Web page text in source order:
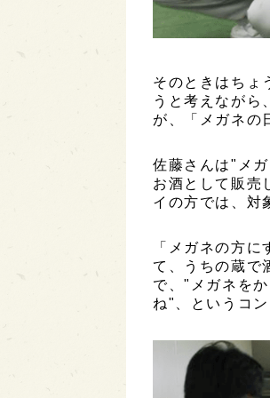
そのときはちょ
うと考えながら
が、「メガネの
佐藤さんは"メ
お酒として販売
イの方では、対
「メガネの方
て、うちの蔵で
で、"メガネを
ね"、というコ